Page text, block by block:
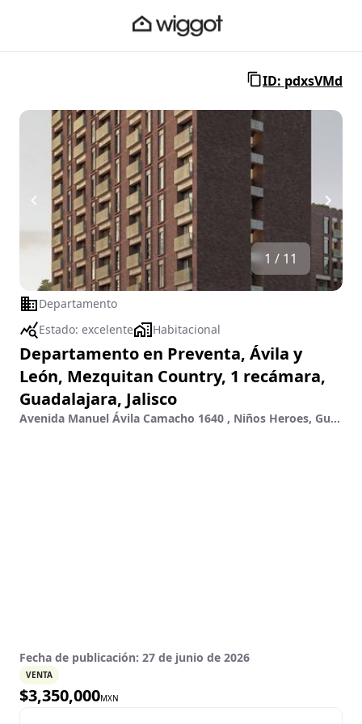
ID: pdxsVMd
1 / 11
Departamento
Estado: excelente Habitacional
Departamento en Preventa, Ávila y
León, Mezquitan Country, 1 recámara,
Guadalajara, Jalisco
Avenida Manuel Ávila Camacho 1640 , Niños Heroes, Guadalajara, Jalisco
Fecha de publicación: 27 de junio de 2026
VENTA
$3,350,000MXN